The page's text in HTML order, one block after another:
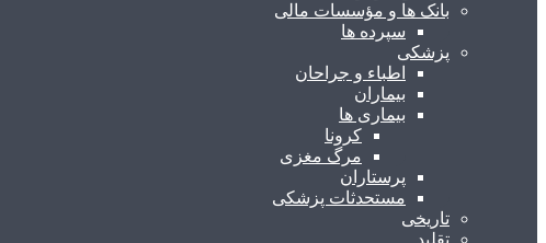
بانک ها و مؤسسات مالی
سپرده ها
پزشکی
اطباء و جراحان
بیماران
بیماری ها
کرونا
مرگ مغزی
پرستاران
مستحدثات پزشکی
تاریخی
تقلید